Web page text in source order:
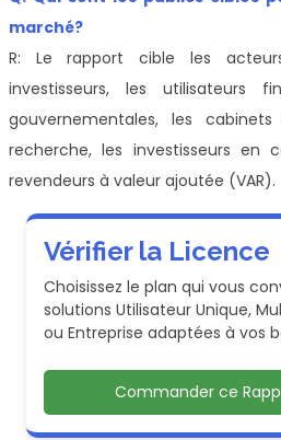
marché?
R: Le rapport cible les
investisseurs, les utilisateurs
gouvernementales, les
recherche, les investisseurs en
revendeurs à valeur ajoutée (VAR).
Vérifier la Licence
Choisissez le plan qui vous
solutions Utilisateur Unique,
ou Entreprise adaptées à vos
Commander ce